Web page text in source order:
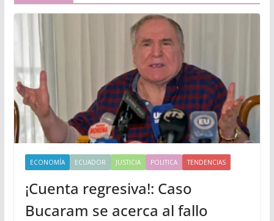
ECONOMÍA ECUADOR JUSTICIA POLITICA TENDENCIAS
¡Cuenta regresiva!: Caso
Bucaram se acerca al fallo